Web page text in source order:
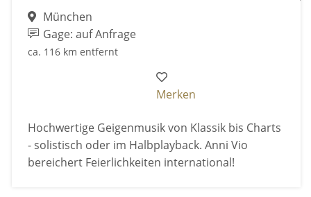
München
Gage: auf Anfrage
ca. 116 km entfernt
Merken
Hochwertige Geigenmusik von Klassik bis Charts
- solistisch oder im Halbplayback. Anni Vio
bereichert Feierlichkeiten international!